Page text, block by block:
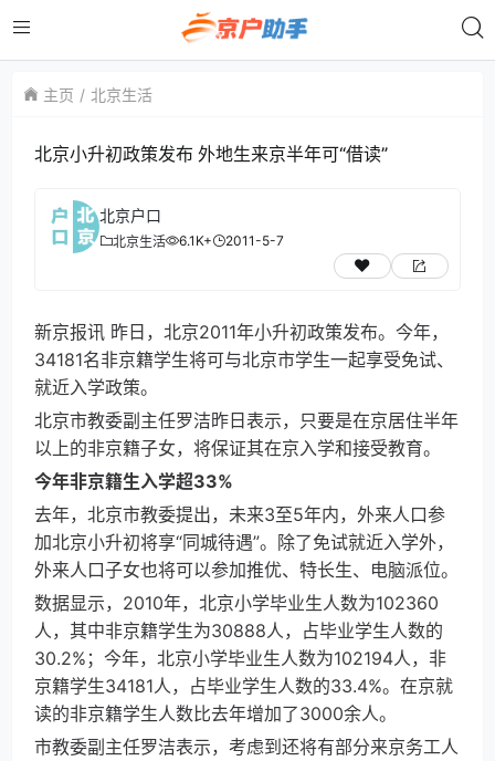
主页 北京生活
北京小升初政策发布 外地生来京半年可“借读”
北京户口
北京生活 6.1K+ 2011-5-7
新京报讯 昨日，北京2011年小升初政策发布。今年，
34181名非京籍学生将可与北京市学生一起享受免试、
就近入学政策。
北京市教委副主任罗洁昨日表示，只要是在京居住半年
以上的非京籍子女，将保证其在京入学和接受教育。
今年非京籍生入学超33%
去年，北京市教委提出，未来3至5年内，外来人口参
加北京小升初将享“同城待遇”。除了免试就近入学外，
外来人口子女也将可以参加推优、特长生、电脑派位。
数据显示，2010年，北京小学毕业生人数为102360
人，其中非京籍学生为30888人，占毕业学生人数的
30.2%；今年，北京小学毕业生人数为102194人，非
京籍学生34181人，占毕业学生人数的33.4%。在京就
读的非京籍学生人数比去年增加了3000余人。
市教委副主任罗洁表示，考虑到还将有部分来京务工人